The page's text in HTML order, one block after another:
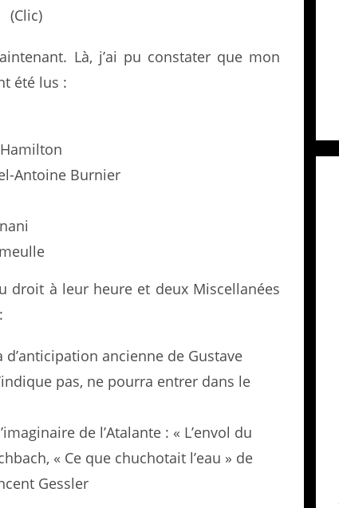
(Clic)
Là, j’ai pu constater que mon
été lus :
Antoine Burnier
droit à leur heure et deux Miscellanées
d’anticipation ancienne de Gustave
pas, ne pourra entrer dans le
de l’Atalante : « L’envol du
« Ce que chuchotait l’eau » de
Gessler